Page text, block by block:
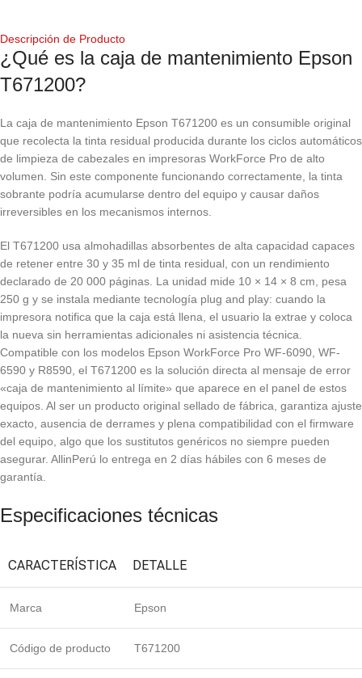
Descripción de Producto
¿Qué es la caja de mantenimiento Epson
T671200?
La caja de mantenimiento Epson T671200 es un consumible original
que recolecta la tinta residual producida durante los ciclos automáticos
de limpieza de cabezales en impresoras WorkForce Pro de alto
volumen. Sin este componente funcionando correctamente, la tinta
sobrante podría acumularse dentro del equipo y causar daños
irreversibles en los mecanismos internos.
El T671200 usa almohadillas absorbentes de alta capacidad capaces
de retener entre 30 y 35 ml de tinta residual, con un rendimiento
declarado de 20 000 páginas. La unidad mide 10 × 14 × 8 cm, pesa
250 g y se instala mediante tecnología plug and play: cuando la
impresora notifica que la caja está llena, el usuario la extrae y coloca
la nueva sin herramientas adicionales ni asistencia técnica.
Compatible con los modelos Epson WorkForce Pro WF-6090, WF-
6590 y R8590, el T671200 es la solución directa al mensaje de error
«caja de mantenimiento al límite» que aparece en el panel de estos
equipos. Al ser un producto original sellado de fábrica, garantiza ajuste
exacto, ausencia de derrames y plena compatibilidad con el firmware
del equipo, algo que los sustitutos genéricos no siempre pueden
asegurar. AllinPerú lo entrega en 2 días hábiles con 6 meses de
garantía.
Especificaciones técnicas
CARACTERÍSTICA DETALLE
Marca Epson
Código de producto T671200